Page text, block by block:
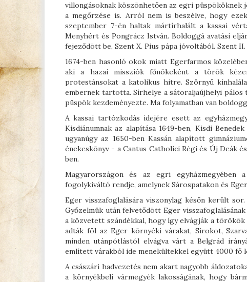
villongásoknak köszönhetően az egri
a megőrzése is. Arról nem is beszélve, hogy
szeptember 7-én haltak mártírhalált a kassai
Menyhért és Pongrácz István. Boldoggá avatási
fejeződött be, Szent X. Pius pápa jóvoltából. Szent
1674-ben hasonló okok miatt Egerfarmos
aki a hazai missziók főnökeként a török
protestánsokat a katolikus hitre. Szörnyű
embernek tartotta. Sírhelye a sátoraljaújhelyi pálos
püspök kezdeményezte. Ma folyamatban van
A kassai tartózkodás idejére esett az
Kisdiánumnak az alapítása 1649-ben, Kisdi
ugyanúgy az 1650-ben Kassán alapított
énekeskönyv - a Cantus Catholici Régi és Új Deák
ben.
Magyarországon és az egri
fogolykiváltó rendje, amelynek Sárospatakon és
Eger visszafoglalására viszonylag későn került
Győzelmük után felvetődött Eger
a közvetett szándékkal, hogy így elvágják a
adták föl az Eger környéki várakat, Sirokot,
minden utánpótlástól elvágva várt a Belgrád
említett várakból ide menekültekkel együtt 4000 fő
A császári hadvezetés nem akart nagyobb
a környékbeli vármegyék lakosságának, hogy